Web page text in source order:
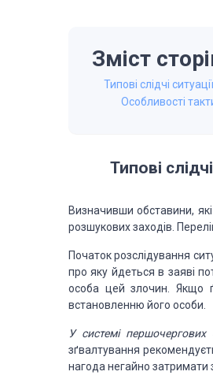
Зміст
Типові слідчі
Особливості
Типові
Визначивши обставини,
розшукових заходів.
Початок розслідування
про яку йдеться в заяві
особа цей злочин. Якщо
встановленню його особи
Усистемі першочергових
зґвалтування
нагода негайно затримати